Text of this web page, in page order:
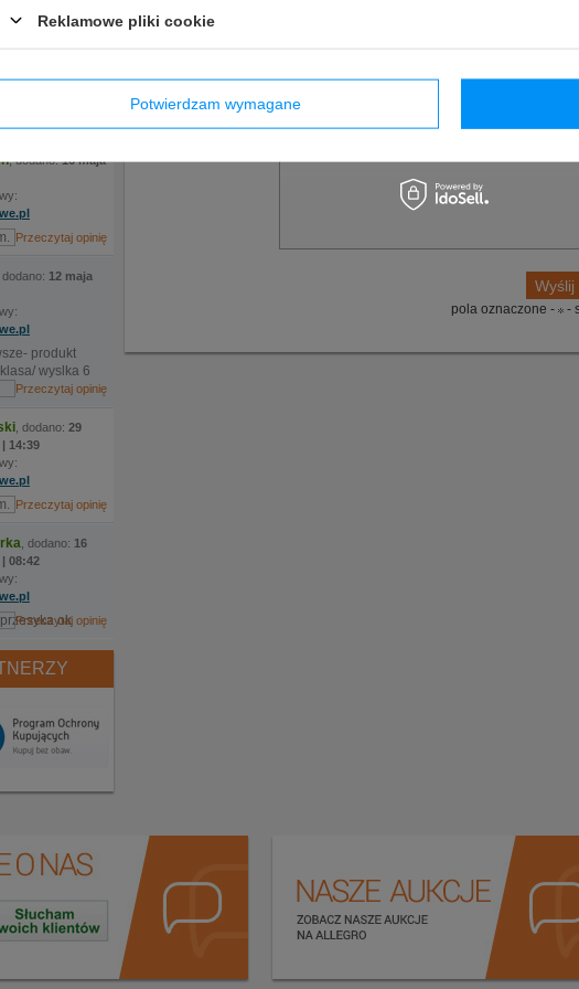
zamówiła
świetnie
, dodano:16 maja
, dodano: 12 maja
produkt
wyslka 6
, dodano: 29
14:39
, dodano: 16
08:42
ok
Jeżeli powyższy opis jest dla Ciebie niewystarczający, prześlij nam
Pytanie:
pola oznaczone - -
Reklamowe pliki cookie
Potwierdzam wymagane